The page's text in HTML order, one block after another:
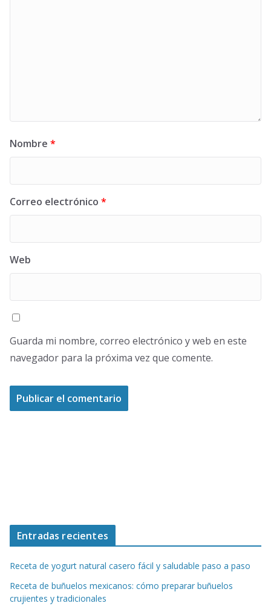
Nombre *
Correo electrónico *
Web
Guarda mi nombre, correo electrónico y web en este
navegador para la próxima vez que comente.
Entradas recientes
Receta de yogurt natural casero fácil y saludable paso a paso
Receta de buñuelos mexicanos: cómo preparar buñuelos
crujientes y tradicionales